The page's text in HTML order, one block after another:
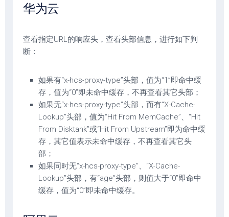
华为云
查看指定URL的响应头，查看头部信息，进行如下判
断：
如果有“x-hcs-proxy-type”头部，值为“1”即命中缓
存，值为“0”即未命中缓存，不再查看其它头部；
如果无“x-hcs-proxy-type”头部，而有“X-Cache-
Lookup”头部，值为“Hit From MemCache”、“Hit
From Disktank”或“Hit From Upstream”即为命中缓
存，其它值表示未命中缓存，不再查看其它头
部；
如果同时无“x-hcs-proxy-type”、“X-Cache-
Lookup”头部，有“age”头部，则值大于“0”即命中
缓存，值为“0”即未命中缓存。